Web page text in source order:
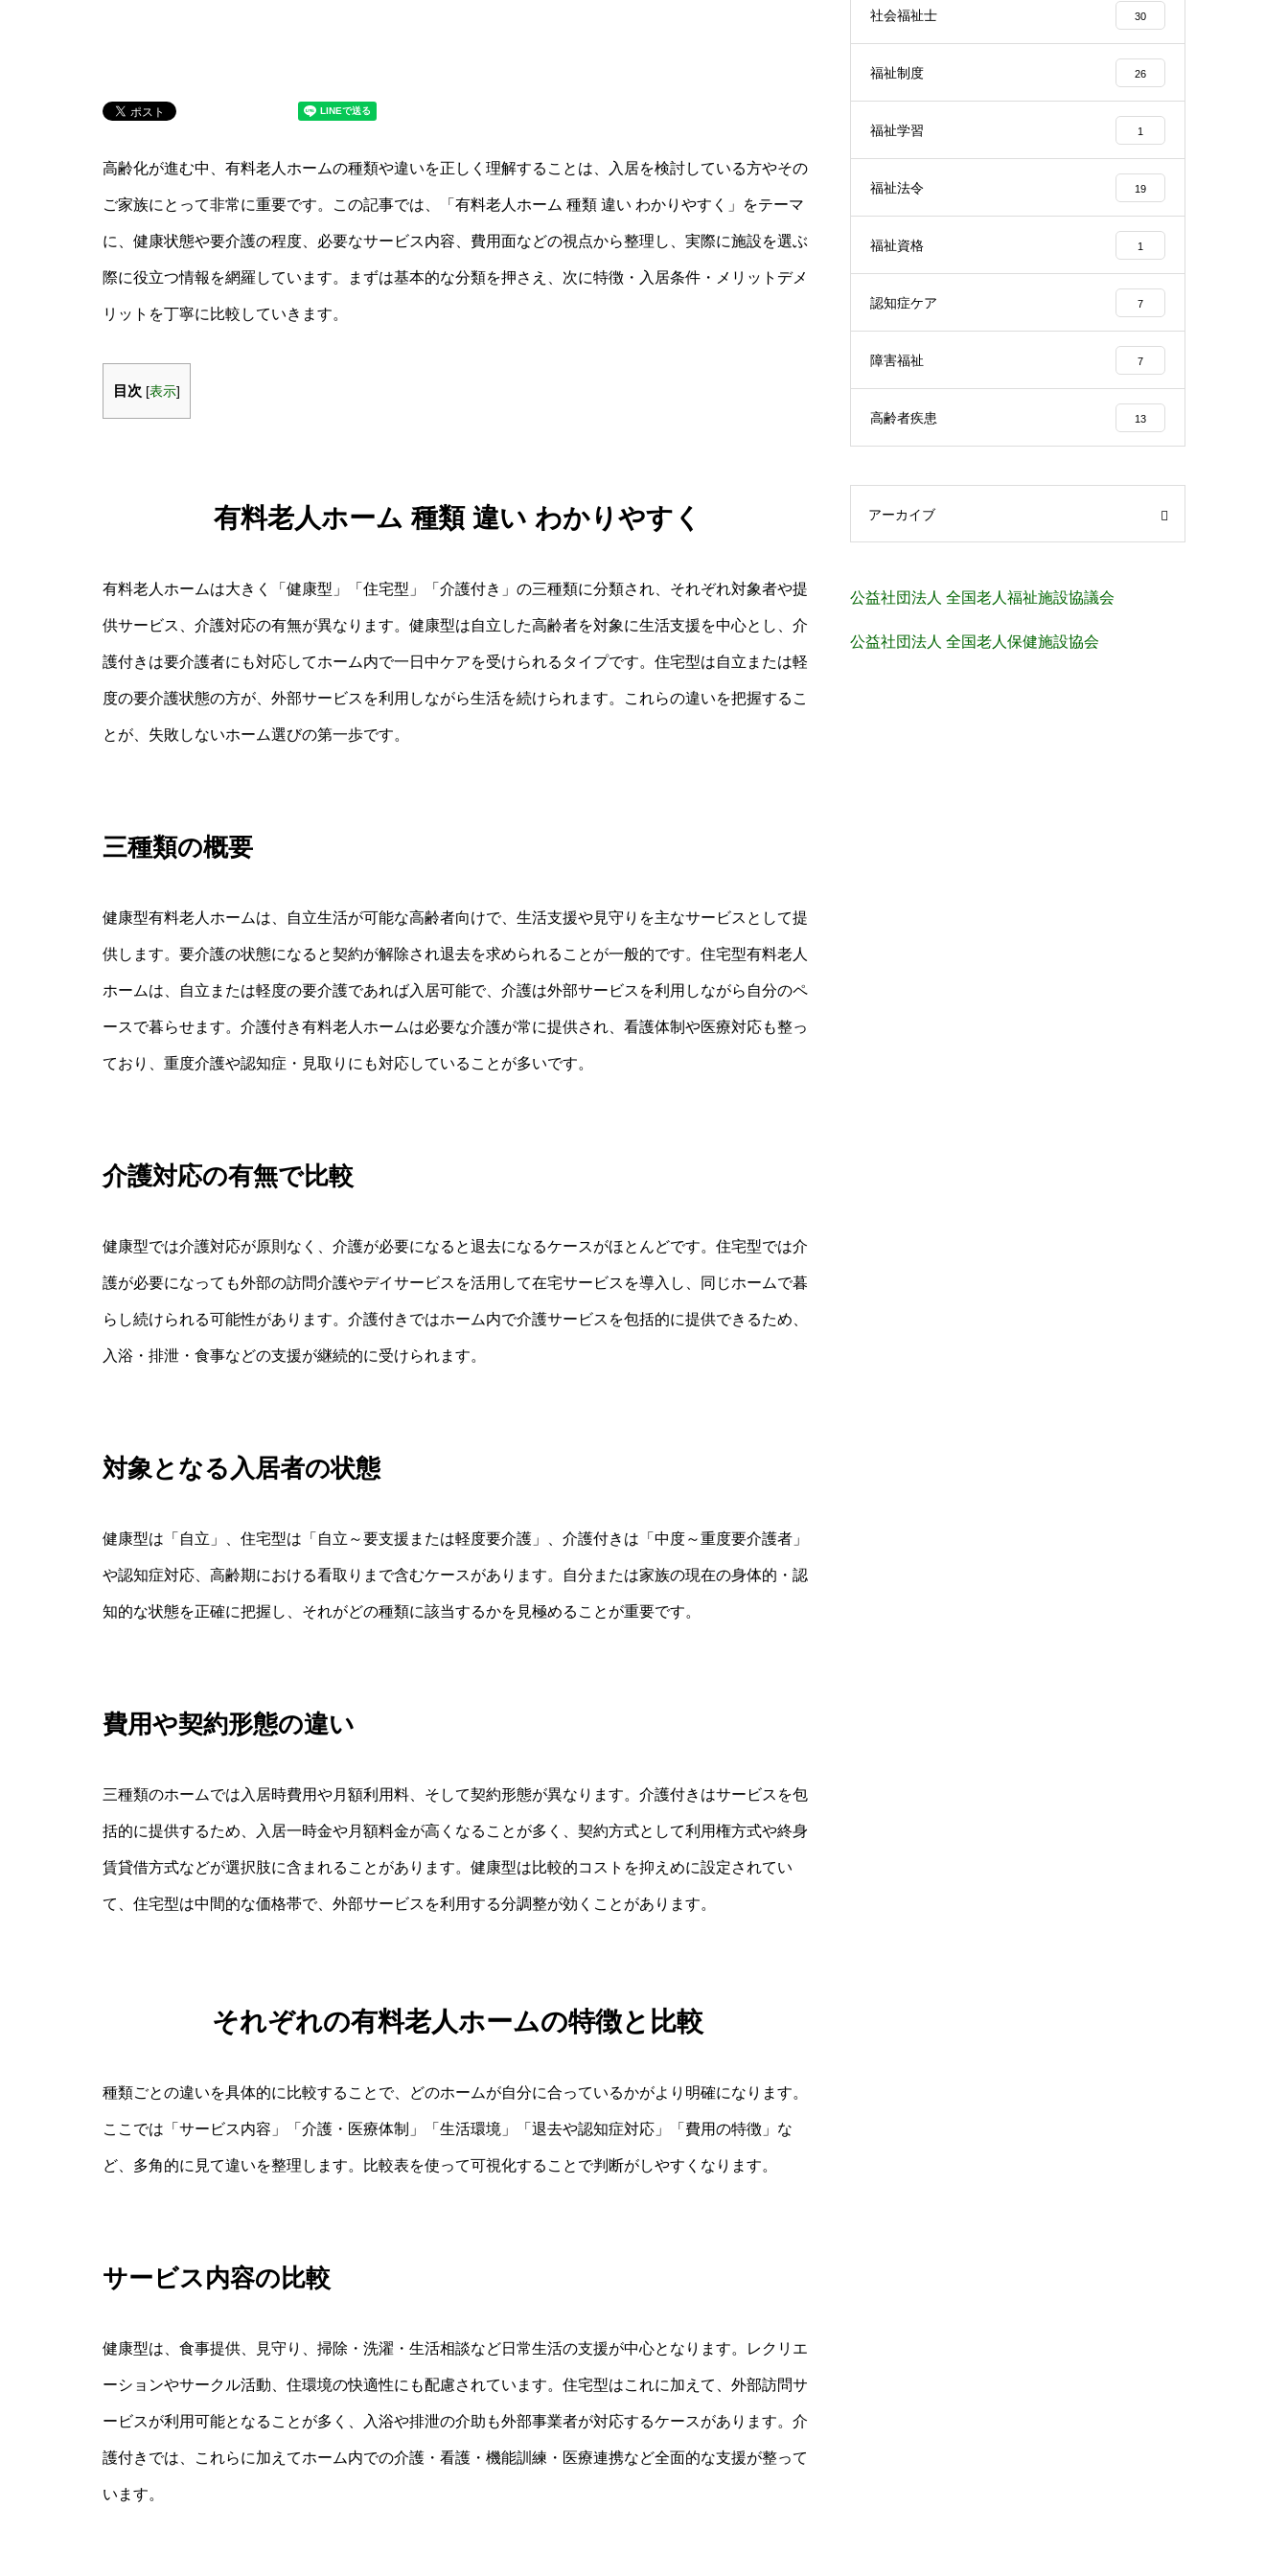
高齢化が進む中、有料老人ホームの種類や違いを正しく理解することは、入居を検討している方やその
ご家族にとって非常に重要です。この記事では、「有料老人ホーム 種類 違い わかりやすく」をテーマ
に、健康状態や要介護の程度、必要なサービス内容、費用面などの視点から整理し、実際に施設を選ぶ
際に役立つ情報を網羅しています。まずは基本的な分類を押さえ、次に特徴・入居条件・メリットデメ
リットを丁寧に比較していきます。
目次 [表示]
有料老人ホーム 種類 違い わかりやすく
有料老人ホームは大きく「健康型」「住宅型」「介護付き」の三種類に分類され、それぞれ対象者や提
供サービス、介護対応の有無が異なります。健康型は自立した高齢者を対象に生活支援を中心とし、介
護付きは要介護者にも対応してホーム内で一日中ケアを受けられるタイプです。住宅型は自立または軽
度の要介護状態の方が、外部サービスを利用しながら生活を続けられます。これらの違いを把握するこ
とが、失敗しないホーム選びの第一歩です。
三種類の概要
健康型有料老人ホームは、自立生活が可能な高齢者向けで、生活支援や見守りを主なサービスとして提
供します。要介護の状態になると契約が解除され退去を求められることが一般的です。住宅型有料老人
ホームは、自立または軽度の要介護であれば入居可能で、介護は外部サービスを利用しながら自分のペ
ースで暮らせます。介護付き有料老人ホームは必要な介護が常に提供され、看護体制や医療対応も整っ
ており、重度介護や認知症・見取りにも対応していることが多いです。
介護対応の有無で比較
健康型では介護対応が原則なく、介護が必要になると退去になるケースがほとんどです。住宅型では介
護が必要になっても外部の訪問介護やデイサービスを活用して在宅サービスを導入し、同じホームで暮
らし続けられる可能性があります。介護付きではホーム内で介護サービスを包括的に提供できるため、
入浴・排泄・食事などの支援が継続的に受けられます。
対象となる入居者の状態
健康型は「自立」、住宅型は「自立～要支援または軽度要介護」、介護付きは「中度～重度要介護者」
や認知症対応、高齢期における看取りまで含むケースがあります。自分または家族の現在の身体的・認
知的な状態を正確に把握し、それがどの種類に該当するかを見極めることが重要です。
費用や契約形態の違い
三種類のホームでは入居時費用や月額利用料、そして契約形態が異なります。介護付きはサービスを包
括的に提供するため、入居一時金や月額料金が高くなることが多く、契約方式として利用権方式や終身
賃貸借方式などが選択肢に含まれることがあります。健康型は比較的コストを抑えめに設定されてい
て、住宅型は中間的な価格帯で、外部サービスを利用する分調整が効くことがあります。
それぞれの有料老人ホームの特徴と比較
種類ごとの違いを具体的に比較することで、どのホームが自分に合っているかがより明確になります。
ここでは「サービス内容」「介護・医療体制」「生活環境」「退去や認知症対応」「費用の特徴」な
ど、多角的に見て違いを整理します。比較表を使って可視化することで判断がしやすくなります。
サービス内容の比較
健康型は、食事提供、見守り、掃除・洗濯・生活相談など日常生活の支援が中心となります。レクリエ
ーションやサークル活動、住環境の快適性にも配慮されています。住宅型はこれに加えて、外部訪問サ
ービスが利用可能となることが多く、入浴や排泄の介助も外部事業者が対応するケースがあります。介
護付きでは、これらに加えてホーム内での介護・看護・機能訓練・医療連携など全面的な支援が整って
います。
社会福祉士 30
福祉制度 26
福祉学習 1
福祉法令 19
福祉資格 1
認知症ケア 7
障害福祉 7
高齢者疾患 13
アーカイブ
公益社団法人 全国老人福祉施設協議会
公益社団法人 全国老人保健施設協会